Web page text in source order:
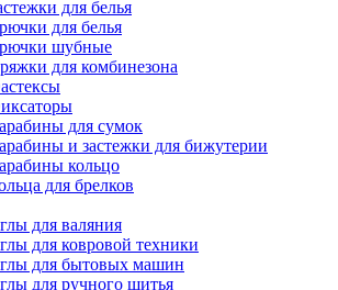
для белья
для белья
шубные
для комбинезона
для сумок
и застежки для бижутерии
кольцо
для брелков
для валяния
для ковровой техники
для бытовых машин
для ручного шитья